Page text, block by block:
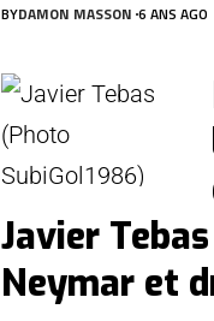
BYDAMON MASSON 6 ANS AGO
Javier
Neymar et